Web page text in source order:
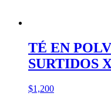
TÉ EN
SURTIDOS
$1,200